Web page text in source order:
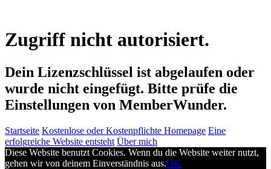
Zugriff nicht autorisiert.
Dein Lizenzschlüssel ist abgelaufen oder
wurde nicht eingefügt. Bitte prüfe die
Einstellungen von MemberWunder.
Startseite Kostenlose oder Kostenpflichte Homepage Eine
erfolgreiche Website entsteht Über mich
Diese Website benutzt Cookies. Wenn du die Website weiter nutzt,
gehen wir von deinem Einverständnis aus.OK